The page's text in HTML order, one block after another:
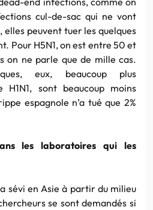
cul-de-sac qui ne vont
elles peuvent tuer les quelques
Pour H5N1, on est entre 50 et
on ne parle que de mille cas.
eux, beaucoup plus
H1N1, sont beaucoup moins
espagnole n’a tué que 2%
les laboratoires qui les
sévi en Asie à partir du milieu
se sont demandés si